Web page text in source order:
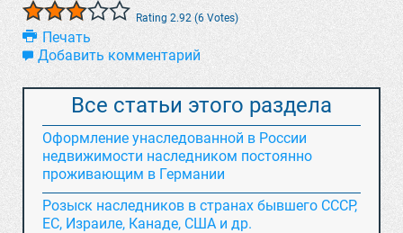
Rating 2.92 (6 Votes)
Печать
Добавить комментарий
Все статьи этого раздела
Оформление унаследованной в России
недвижимости наследником постоянно
проживающим в Германии
Розыск наследников в странах бывшего СССР,
ЕС, Израиле, Канаде, США и др.